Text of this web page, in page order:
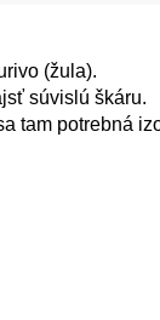
(žula).
súvislú škáru.
tam potrebná